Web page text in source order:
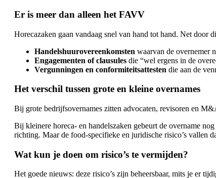
Er is meer dan alleen het FAVV
Horecazaken gaan vandaag snel van hand tot hand. Net door
Handelshuurovereenkomsten waarvan de overnemer
Engagementen of clausules die “wel ergens in de
Vergunningen en conformiteitsattesten die aan de
Het verschil tussen grote en kleine overnames
Bij grote bedrijfsovernames zitten advocaten, revisoren en
Bij kleinere horeca- en handelszaken gebeurt de overname
richting. Maar de food-specifieke en juridische risico’s vallen
Wat kun je doen om risico’s te vermijden?
Het goede nieuws: deze risico’s zijn beheersbaar, mits je er